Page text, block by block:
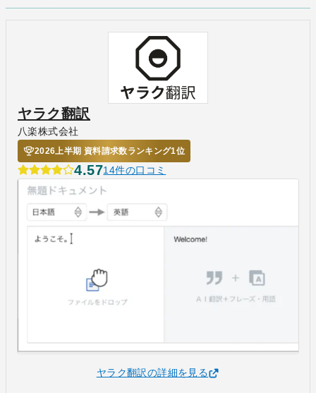
ヤラク翻訳
八楽株式会社
2026上半期 資料請求数ランキング1位
4.5714件の口コミ
ヤラク翻訳の詳細を見る